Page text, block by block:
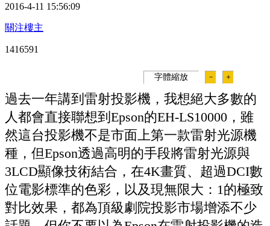
2016-4-11 15:56:09
關注樓主
1416591
字體縮放 － ＋
過去一年講到雷射投影機，我想絕大多數的
人都會直接聯想到Epson的EH-LS10000，雖
然這台投影機不是市面上第一款雷射光源機
種，但Epson透過高明的手段將雷射光源與
3LCD顯像技術結合，在4K畫質、超過DCI數
位電影標準的色彩，以及現無限大：1的極致
對比效果，都為頂級劇院投影市場增添不少